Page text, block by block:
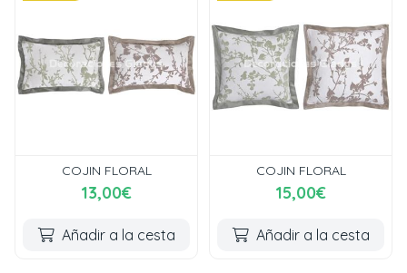
COJIN FLORAL
13,00€
Añadir a la cesta
COJIN FLORAL
15,00€
Añadir a la cesta